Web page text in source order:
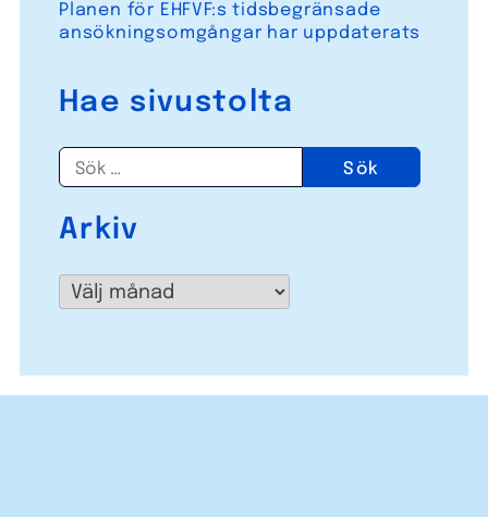
Planen för EHFVF:s tidsbegränsade
ansökningsomgångar har uppdaterats
Hae sivustolta
Sök
efter:
Arkiv
Arkiv